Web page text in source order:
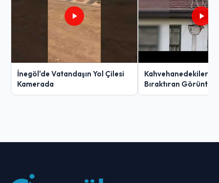
İnegöl'de Vatandaşın Yol Çilesi
Kamerada
Kahvehanedekiler
Bıraktıran Görüntü!